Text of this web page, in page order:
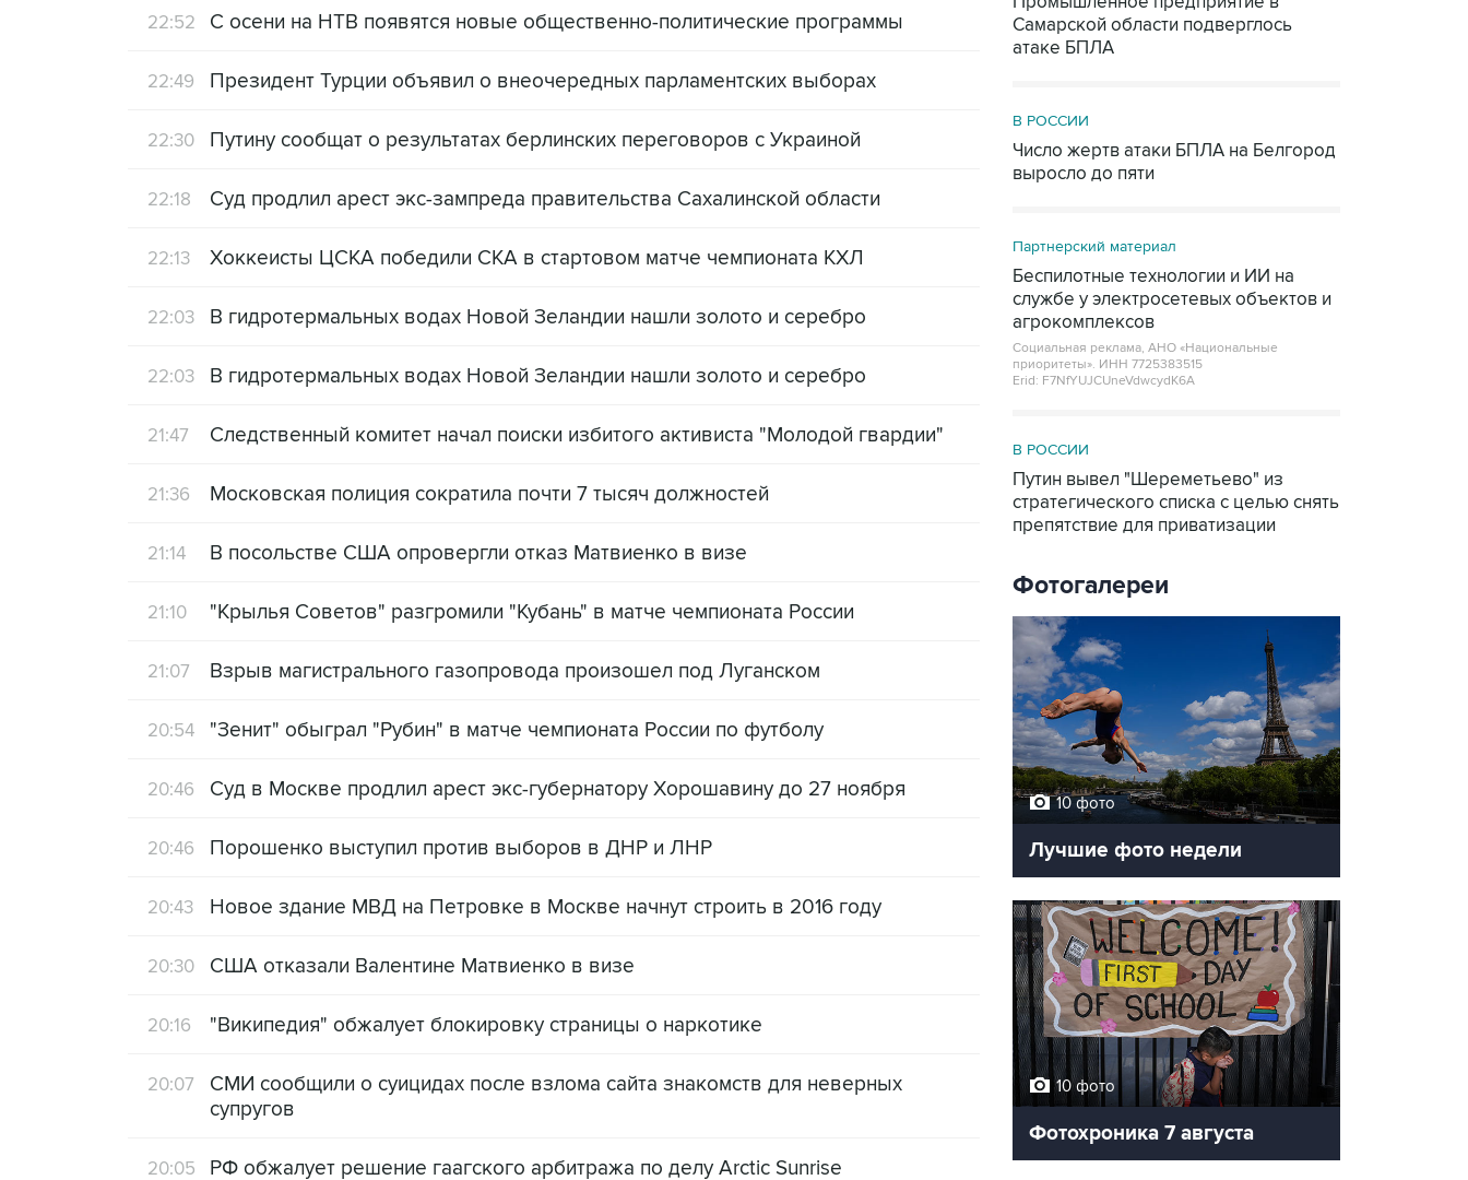
22:52 С осени на НТВ появятся новые общественно-политические программы
22:49 Президент Турции объявил о внеочередных парламентских выборах
22:30 Путину сообщат о результатах берлинских переговоров с Украиной
22:18 Суд продлил арест экс-зампреда правительства Сахалинской области
22:13 Хоккеисты ЦСКА победили СКА в стартовом матче чемпионата КХЛ
22:03 В гидротермальных водах Новой Зеландии нашли золото и серебро
22:03 В гидротермальных водах Новой Зеландии нашли золото и серебро
21:47 Следственный комитет начал поиски избитого активиста "Молодой гвардии"
21:36 Московская полиция сократила почти 7 тысяч должностей
21:14 В посольстве США опровергли отказ Матвиенко в визе
21:10 "Крылья Советов" разгромили "Кубань" в матче чемпионата России
21:07 Взрыв магистрального газопровода произошел под Луганском
20:54 "Зенит" обыграл "Рубин" в матче чемпионата России по футболу
20:46 Суд в Москве продлил арест экс-губернатору Хорошавину до 27 ноября
20:46 Порошенко выступил против выборов в ДНР и ЛНР
20:43 Новое здание МВД на Петровке в Москве начнут строить в 2016 году
20:30 США отказали Валентине Матвиенко в визе
20:16 "Википедия" обжалует блокировку страницы о наркотике
20:07
СМИ сообщили о суицидах после взлома сайта знакомств для неверных
супругов
20:05 РФ обжалует решение гаагского арбитража по делу Arctic Sunrise
Самарской области подверглось
атаке БПЛА
В РОССИИ
Число жертв атаки БПЛА на Белгород
выросло до пяти
Партнерский материал
Беспилотные технологии и ИИ на
службе у электросетевых объектов и
агрокомплексов
Социальная реклама, АНО «Национальные
приоритеты». ИНН 7725383515
Erid: F7NfYUJCUneVdwcydK6A
В РОССИИ
Путин вывел "Шереметьево" из
стратегического списка с целью снять
препятствие для приватизации
Фотогалереи
10 фото
Лучшие фото недели
10 фото
Фотохроника 7 августа